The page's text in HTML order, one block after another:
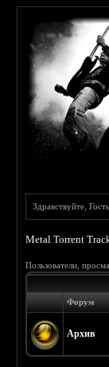
Здравствуйте,
Metal Torrent
Пользователи,
Форум
Архив